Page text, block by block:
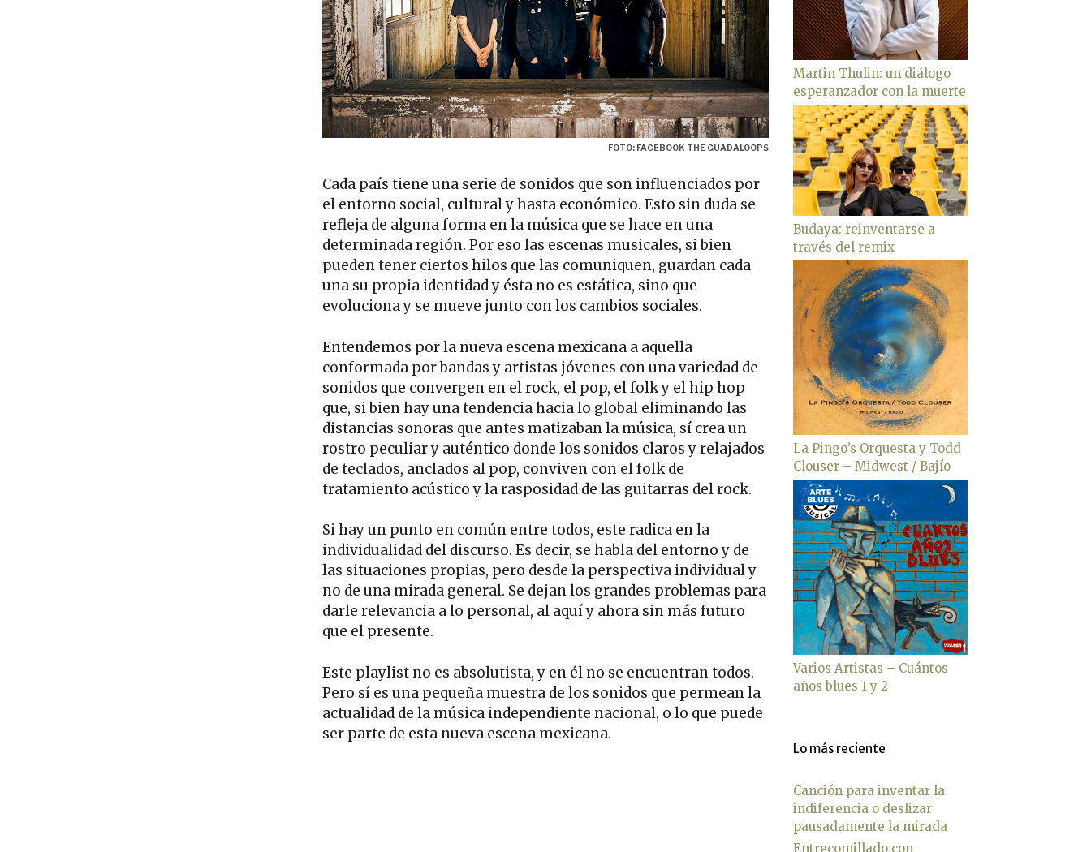
FOTO: FACEBOOK THE GUADALOOPS
Cada país tiene una serie de sonidos que son influenciados por
el entorno social, cultural y hasta económico. Esto sin duda se
refleja de alguna forma en la música que se hace en una
determinada región. Por eso las escenas musicales, si bien
pueden tener ciertos hilos que las comuniquen, guardan cada
una su propia identidad y ésta no es estática, sino que
evoluciona y se mueve junto con los cambios sociales.
Entendemos por la nueva escena mexicana a aquella
conformada por bandas y artistas jóvenes con una variedad de
sonidos que convergen en el rock, el pop, el folk y el hip hop
que, si bien hay una tendencia hacia lo global eliminando las
distancias sonoras que antes matizaban la música, sí crea un
rostro peculiar y auténtico donde los sonidos claros y relajados
de teclados, anclados al pop, conviven con el folk de
tratamiento acústico y la rasposidad de las guitarras del rock.
Si hay un punto en común entre todos, este radica en la
individualidad del discurso. Es decir, se habla del entorno y de
las situaciones propias, pero desde la perspectiva individual y
no de una mirada general. Se dejan los grandes problemas para
darle relevancia a lo personal, al aquí y ahora sin más futuro
que el presente.
Este playlist no es absolutista, y en él no se encuentran todos.
Pero sí es una pequeña muestra de los sonidos que permean la
actualidad de la música independiente nacional, o lo que puede
ser parte de esta nueva escena mexicana.
Martin Thulin: un diálogo
esperanzador con la muerte
Budaya: reinventarse a
través del remix
La Pingo’s Orquesta y Todd
Clouser – Midwest / Bajío
Varios Artistas – Cuántos
años blues 1 y 2
Lo más reciente
Canción para inventar la
indiferencia o deslizar
pausadamente la mirada
Entrecomillado con